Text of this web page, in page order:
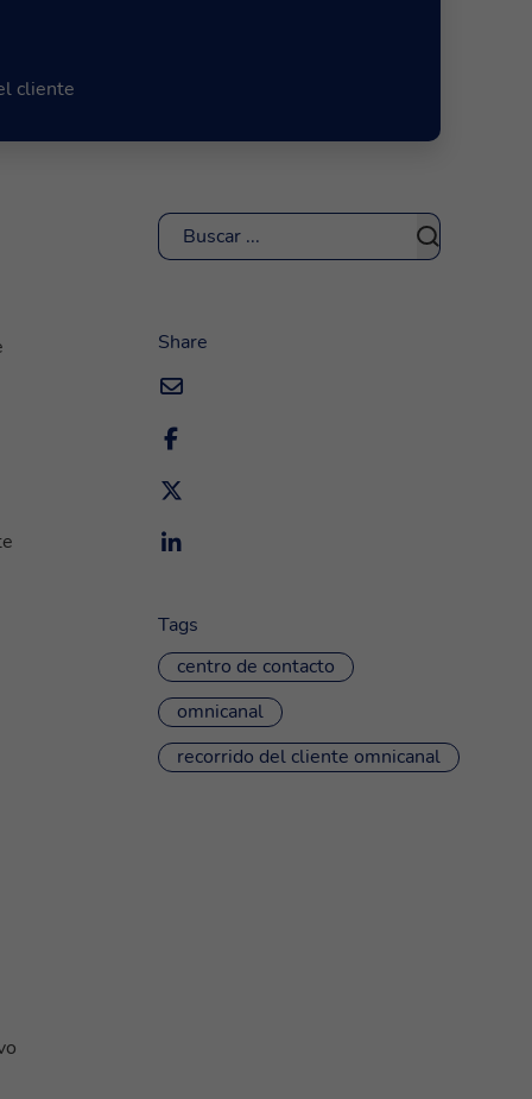
cliente
Buscar
Share
Tags
centro de contacto
omnicanal
recorrido del cliente omnicanal